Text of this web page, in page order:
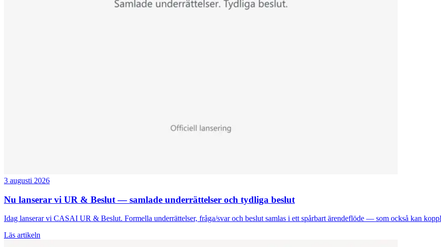
3 augusti 2026
Nu lanserar vi UR & Beslut — samlade underrättelser och tydliga beslut
Idag lanserar vi CASAI UR & Beslut. Formella underrättelser, fråga/svar och beslut samlas i ett spårbart ärendeflöde — som också kan
Läs artikeln